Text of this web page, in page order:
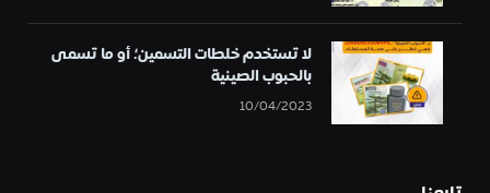
لا تستخدم خلطات التسمين؛ أو ما تسمى
بالحبوب الصينية
10/04/2023